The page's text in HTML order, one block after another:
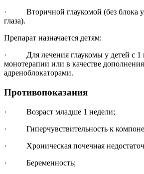
· Вторичной глаукомой (без блока
глаза).
Препарат назначается детям:
· Для лечения глаукомы у детей с 1
монотерапии или в качестве
адреноблокаторами.
Противопоказания
· Возраст младше 1 недели;
· Гиперчувствительность к
· Хроническая почечная
· Беременность;